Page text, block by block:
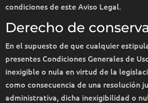
condiciones de este Aviso Legal.
Derecho de
En el supuesto de que cualquier
presentes Condiciones Generales de
inexigible o nula en virtud de la
como consecuencia de una resolución
administrativa, dicha inexigibilidad o